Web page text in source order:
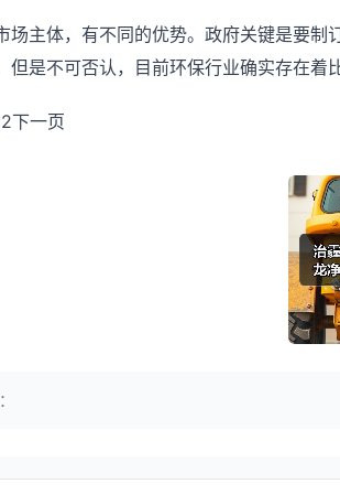
场主体，有不同的优势。政府关键是要
但是不可否认，目前环保行业确实存在着
下一页